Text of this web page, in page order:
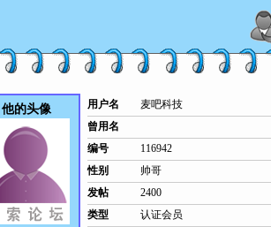
他的头像 用户名
麦吧科技
曾用名
编号
116942
性别
帅哥
发帖
2400
类型
认证会员